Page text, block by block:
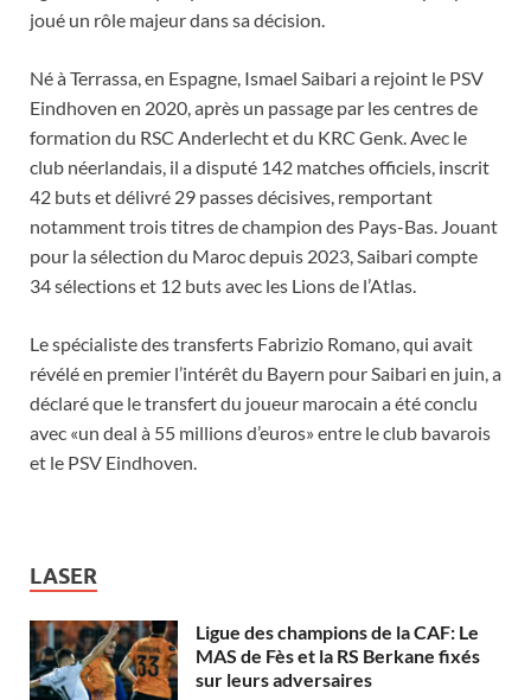
joué un rôle majeur dans sa décision.
Né à Terrassa, en Espagne, Ismael Saibari a rejoint le PSV
Eindhoven en 2020, après un passage par les centres de
formation du RSC Anderlecht et du KRC Genk. Avec le
club néerlandais, il a disputé 142 matches officiels, inscrit
42 buts et délivré 29 passes décisives, remportant
notamment trois titres de champion des Pays-Bas. Jouant
pour la sélection du Maroc depuis 2023, Saibari compte
34 sélections et 12 buts avec les Lions de l’Atlas.
Le spécialiste des transferts Fabrizio Romano, qui avait
révélé en premier l’intérêt du Bayern pour Saibari en juin, a
déclaré que le transfert du joueur marocain a été conclu
avec «un deal à 55 millions d’euros» entre le club bavarois
et le PSV Eindhoven.
LASER
Ligue des champions de la CAF: Le
MAS de Fès et la RS Berkane fixés
sur leurs adversaires